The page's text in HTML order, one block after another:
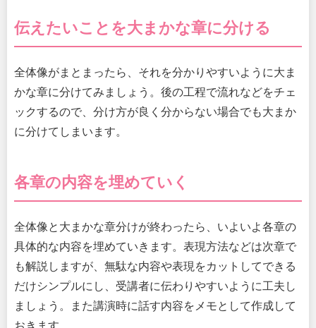
伝えたいことを大まかな章に分ける
全体像がまとまったら、それを分かりやすいように大ま
かな章に分けてみましょう。後の工程で流れなどをチェ
ックするので、分け方が良く分からない場合でも大まか
に分けてしまいます。
各章の内容を埋めていく
全体像と大まかな章分けが終わったら、いよいよ各章の
具体的な内容を埋めていきます。表現方法などは次章で
も解説しますが、無駄な内容や表現をカットしてできる
だけシンプルにし、受講者に伝わりやすいように工夫し
ましょう。また講演時に話す内容をメモとして作成して
おきます。